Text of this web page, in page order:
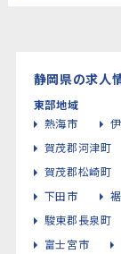
静岡県の求人
東部地域
熱海市
賀茂郡河津町
賀茂郡松崎町
下田市
駿東郡長泉町
富士宮市